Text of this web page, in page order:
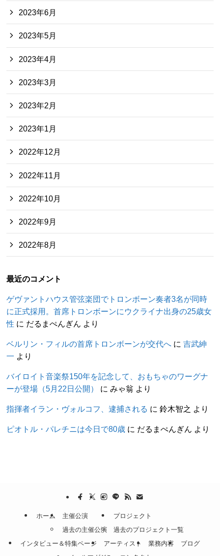
2023年6月
2023年5月
2023年4月
2023年3月
2023年2月
2023年1月
2022年12月
2022年11月
2022年10月
2022年9月
2022年8月
最近のコメント
ゲヴァントハウス管弦楽団でトロンボーン奏者3名が同時
に正式採用。首席トロンボーンにウクライナ出身の25歳女
性 に だるまぺんぎん より
ベルリン・フィルの首席トロンボーンが交代へ に吉武紳
一 より
バイロイト音楽祭150年を記念して、おもちゃのワーグナ
ーが登場（5月22日公開）
にみゃ翁 より
指揮者イラン・ヴォルコフ、逮捕される に鈴木智之 より
ピオトル・パレチニは今日で80歳 に だるまぺんぎん より
ホーム
主催公演
過去の主催公演
プロジェクト
過去のプロジェクト一覧
インタビュー＆特集ページ
アーティスト 業務内容
ブログ